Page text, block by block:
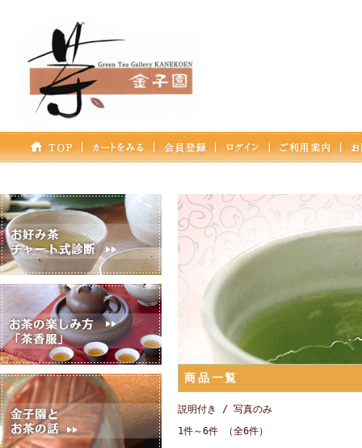
商品一覧
説明付き / 写真のみ
1件～6件 （全6件）